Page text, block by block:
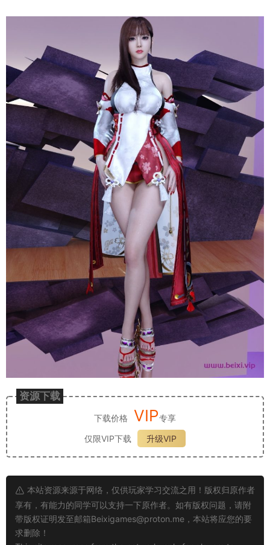
资源下载
下载价格 VIP专享
仅限VIP下载
升级VIP
本站资源来源于网络，仅供玩家学习交流之用！版权归原作者
享有，有能力的同学可以支持一下原作者。如有版权问题，请附
带版权证明发至邮箱Beixigames@proton.me ，本站将应您的要
求删除！